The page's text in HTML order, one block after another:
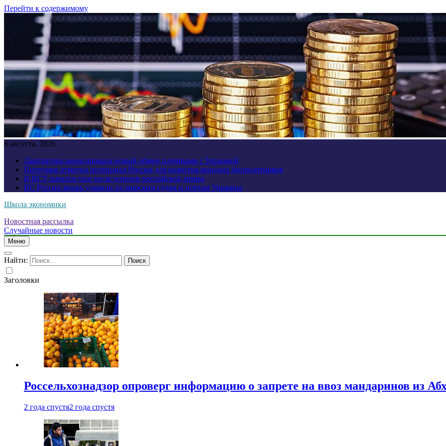
Перейти к содержимому
6 августа, 2026
Лантратова анонсировала новый обмен пленными с Украиной
Патрушев отметил потенциал России для развития морских беспилотников
В ВСУ начался хаос из-за успехов российской армии
ВС России вновь ударили по морским судам и портам Украины
Школа экономики
Новостная рассылка
Случайные новости
Меню
Найти:
Заголовки
Россельхознадзор опроверг информацию о запрете на ввоз мандаринов из
2 года спустя2 года спустя